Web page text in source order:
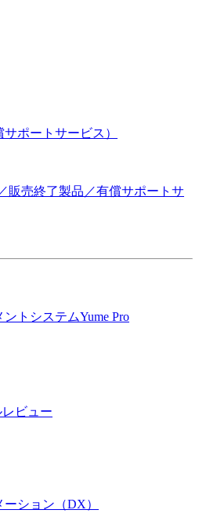
ポートサービス）
販売終了製品／有償サポートサ
トシステムYume Pro
ビュー
ション（DX）